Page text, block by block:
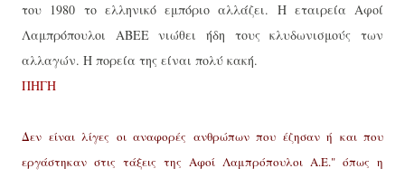
του 1980 το ελληνικό εμπόριο αλλάζει. Η εταιρεία Αφοί
Λαμπρόπουλοι ΑΒΕΕ νιώθει ήδη τους κλυδωνισμούς των
αλλαγών. Η πορεία της είναι πολύ κακή.
ΠΗΓΗ
Δεν είναι λίγες οι αναφορές ανθρώπων που έζησαν ή και που
εργάστηκαν στις τάξεις της Αφοί Λαμπρόπουλοι Α.Ε." όπως η